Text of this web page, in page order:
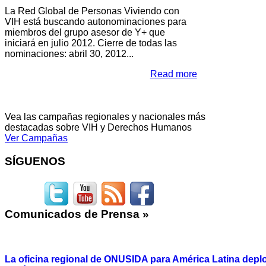
La Red Global de Personas Viviendo con
VIH está buscando autonominaciones para
miembros del grupo asesor de Y+ que
iniciará en julio 2012. Cierre de todas las
nominaciones: abril 30, 2012...
Read more
Vea las campañas regionales y nacionales más
destacadas sobre VIH y Derechos Humanos
Ver Campañas
SÍGUENOS
Comunicados de Prensa »
La oficina regional de ONUSIDA para América Latina